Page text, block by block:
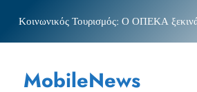
content
Κοινωνικός Τουρισμός: Ο ΟΠΕΚΑ
Νέα Κρήτη: Σαρακήνικο και η φράση
MobileNews